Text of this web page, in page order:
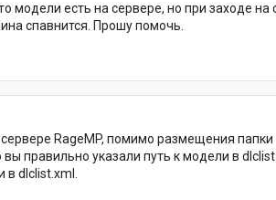
модели есть на сервере, но при заходе
спавнится. Прошу помочь.
RageMP, помимо размещения
правильно указали путь к модели в
в dlclist.xml.